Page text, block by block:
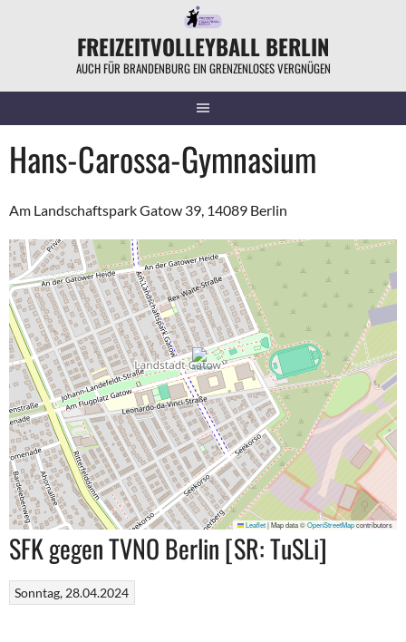
FREIZEITVOLLEYBALL BERLIN
AUCH FÜR BRANDENBURG EIN GRENZENLOSES VERGNÜGEN
Hans-Carossa-Gymnasium
Am Landschaftspark Gatow 39, 14089 Berlin
Leaflet|Map data ©OpenStreetMapcontributors
SFK gegen TVNO Berlin [SR: TuSLi]
Sonntag, 28.04.2024